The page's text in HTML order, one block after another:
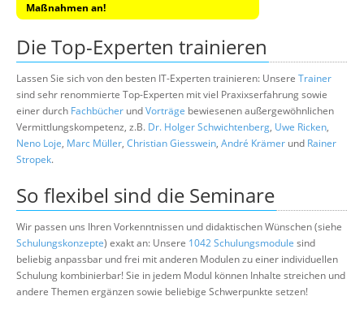
Maßnahmen an!
Die Top-Experten trainieren
Lassen Sie sich von den besten IT-Experten trainieren: Unsere Trainer
sind sehr renommierte Top-Experten mit viel Praxixserfahrung sowie
einer durch Fachbücher undVorträge bewiesenen außergewöhnlichen
Vermittlungskompetenz, z.B. Dr. Holger Schwichtenberg, Uwe Ricken,
Neno Loje, Marc Müller, Christian Giesswein, André Krämer und Rainer
Stropek.
So flexibel sind die Seminare
Wir passen uns Ihren Vorkenntnissen und didaktischen Wünschen (siehe
Schulungskonzepte) exakt an: Unsere 1042 Schulungsmodule sind
beliebig anpassbar und frei mit anderen Modulen zu einer individuellen
Schulung kombinierbar! Sie in jedem Modul können Inhalte streichen und
andere Themen ergänzen sowie beliebige Schwerpunkte setzen!